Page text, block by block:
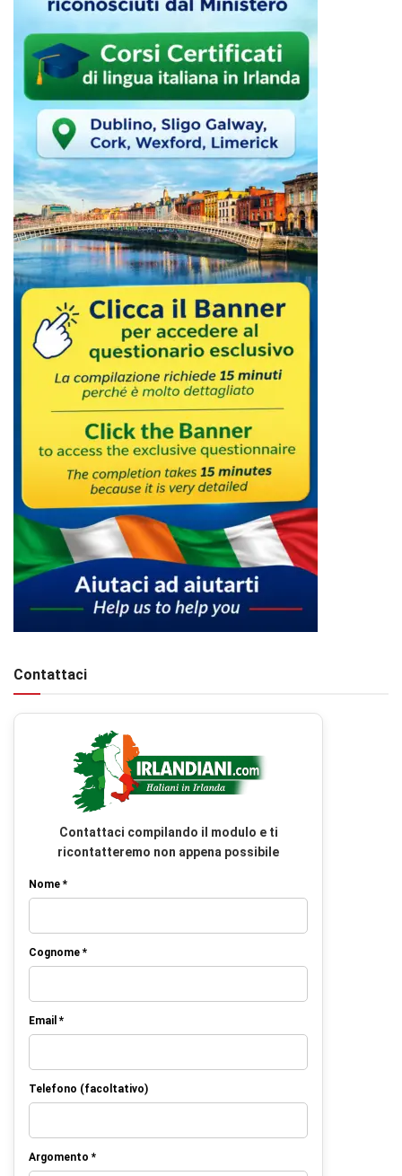
Contattaci
Contattaci compilando il modulo e ti
ricontatteremo non appena possibile
Nome *
Cognome *
Email *
Telefono (facoltativo)
Argomento *